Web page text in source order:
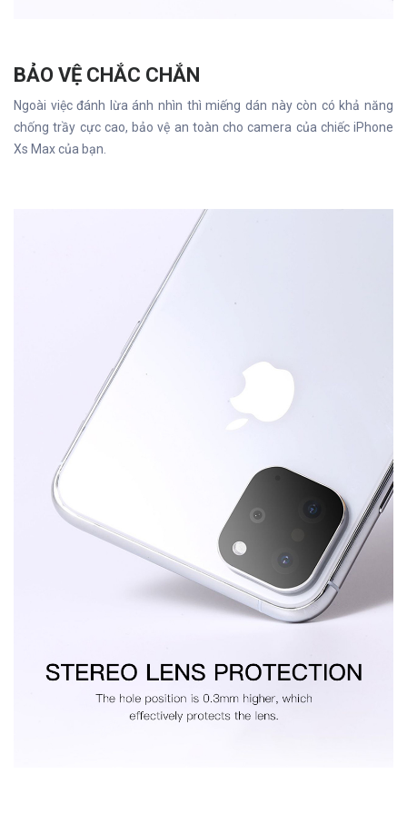
BẢO VỆ CHẮC CHẮN
Ngoài việc đánh lừa ánh nhìn thì miếng dán này còn có khả năng
chống trầy cực cao, bảo vệ an toàn cho camera của chiếc iPhone
Xs Max của bạn.